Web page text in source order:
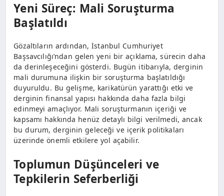
Yeni Süreç: Mali Soruşturma
Başlatıldı
Gözaltıların ardından, İstanbul Cumhuriyet
Başsavcılığı’ndan gelen yeni bir açıklama, sürecin daha
da derinleşeceğini gösterdi. Bugün itibarıyla, derginin
mali durumuna ilişkin bir soruşturma başlatıldığı
duyuruldu. Bu gelişme, karikatürün yarattığı etki ve
derginin finansal yapısı hakkında daha fazla bilgi
edinmeyi amaçlıyor. Mali soruşturmanın içeriği ve
kapsamı hakkında henüz detaylı bilgi verilmedi, ancak
bu durum, derginin geleceği ve içerik politikaları
üzerinde önemli etkilere yol açabilir.
Toplumun Düşünceleri ve
Tepkilerin Seferberliği